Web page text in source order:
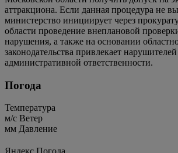
аттракциона. Если данная процедура не
министерство инициирует через
области проведение внеплановой
нарушения, а также на основании
законодательства привлекает
административной ответственности.
Погода
Температура
м/c Ветер
мм Давление